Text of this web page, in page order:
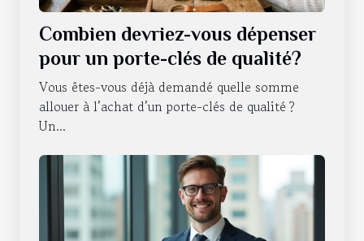
Combien devriez-vous dépenser
pour un porte-clés de qualité?
Vous êtes-vous déjà demandé quelle somme
allouer à l’achat d’un porte-clés de qualité ?
Un...